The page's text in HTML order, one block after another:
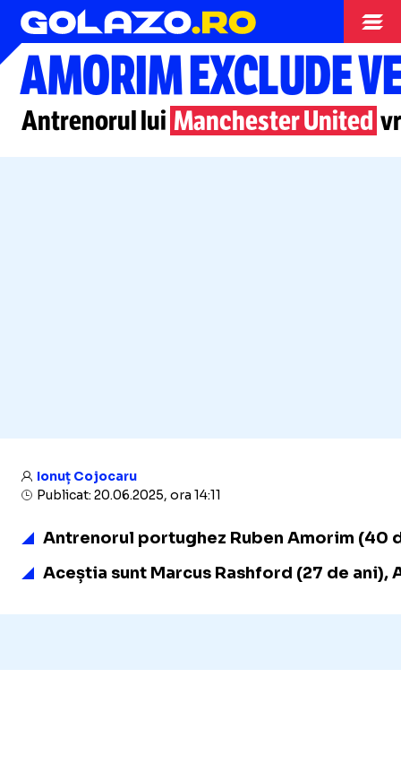
Campionate
AMORIM EXCLUDE
Antrenorul lui Manchester United
Ionuț Cojocaru
Publicat: 20.06.2025, ora 14:11
Antrenorul portughez Ruben Amorim (40
Aceștia sunt Marcus Rashford (27 de ani),